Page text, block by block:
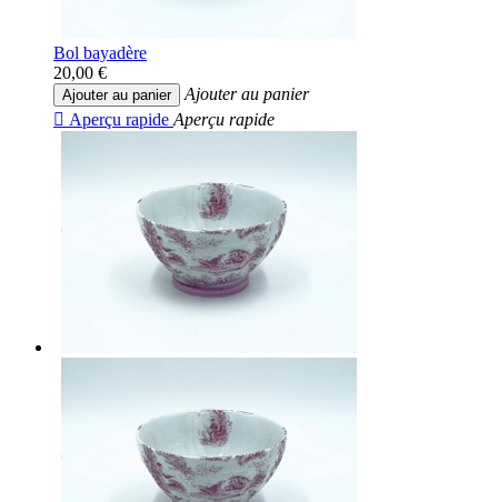
Bol bayadère
20,00 €
Ajouter au panier
Ajouter au panier
 Aperçu rapide Aperçu rapide